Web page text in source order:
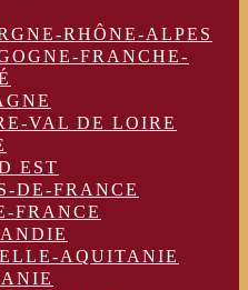
RHÔNE-ALPES
FRANCHE-
VAL DE LOIRE
EST
DE-FRANCE
FRANCE
AQUITANIE